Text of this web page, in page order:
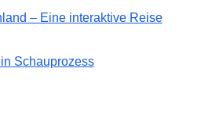
– Eine interaktive Reise
Schauprozess